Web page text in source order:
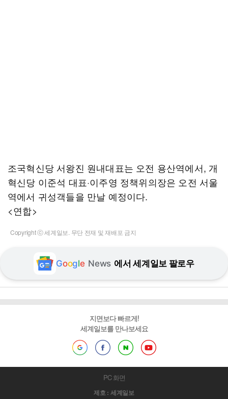
조국혁신당 서왕진 원내대표는 오전 용산역에서, 개
혁신당 이준석 대표·이주영 정책위의장은 오전 서울
역에서 귀성객들을 만날 예정이다.
<연합>
Copyright ⓒ 세계일보. 무단 전재 및 재배포 금지
Google News 에서 세계일보 팔로우
지면보다 빠르게!
세계일보를 만나보세요
PC 화면
제호 : 세계일보